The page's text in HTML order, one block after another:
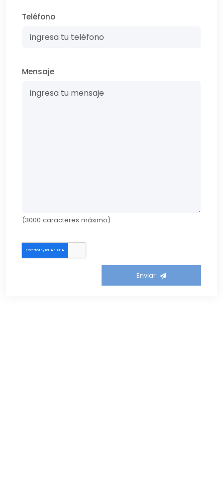
Teléfono
Mensaje
(3000 caracteres máximo)
Enviar